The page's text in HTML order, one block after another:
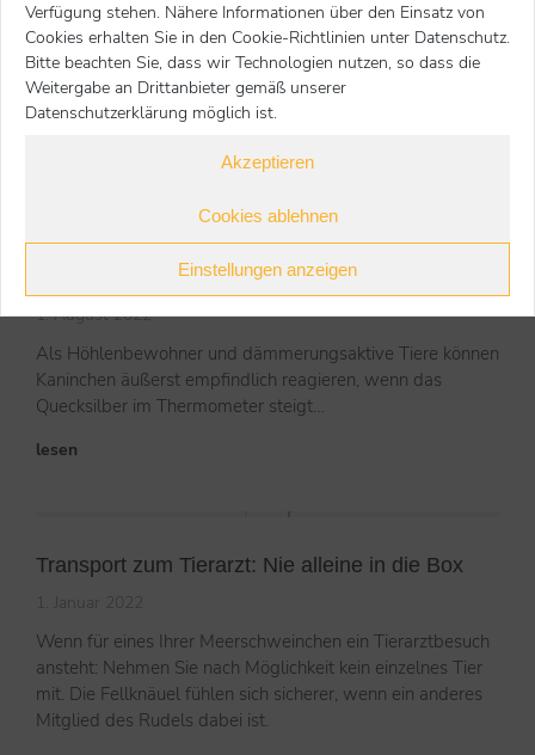
Verfügung stehen. Nähere Informationen über den Einsatz von
Cookies erhalten Sie in den Cookie-Richtlinien unter Datenschutz.
Bitte beachten Sie, dass wir Technologien nutzen, so dass die
Weitergabe an Drittanbieter gemäß unserer
Datenschutzerklärung möglich ist.
Akzeptieren
Cookies ablehnen
Einstellungen anzeigen
Sowohl das tierärztliche Team als auch der Tierhalter ist
hier gefragt, eine ausgefeilte Vor- und Nachsorge zu
betreiben. Hiervon hängt der Erfolg eines gelungenen
Eingriffs ab.
1. August 2022
Als Höhlenbewohner und dämmerungsaktive Tiere können
Kaninchen äußerst empfindlich reagieren, wenn das
Quecksilber im Thermometer steigt…
lesen
Transport zum Tierarzt: Nie alleine in die Box
1. Januar 2022
Wenn für eines Ihrer Meerschweinchen ein Tierarztbesuch
ansteht: Nehmen Sie nach Möglichkeit kein einzelnes Tier
mit. Die Fellknäuel fühlen sich sicherer, wenn ein anderes
Mitglied des Rudels dabei ist.